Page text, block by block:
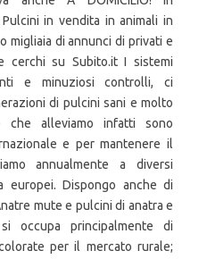
in vendita in animali in
migliaia di annunci di privati e
cerchi su Subito.it I sistemi
e minuziosi controlli, ci
di pulcini sani e molto
alleviamo infatti sono
e per mantenere il
annualmente a diversi
europei. Dispongo anche di
mute e pulcini di anatra e
occupa principalmente di
per il mercato rurale;